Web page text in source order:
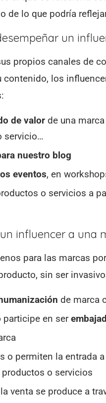
de lo que podría
un
propios canales de
contenido, los
de valor de una
servicio…
nuestro blog
eventos, en
o servicios a
influencer a una
para las marcas
sin ser
de marca
participe en ser
o permiten la entrada a
o servicios
venta se produce a